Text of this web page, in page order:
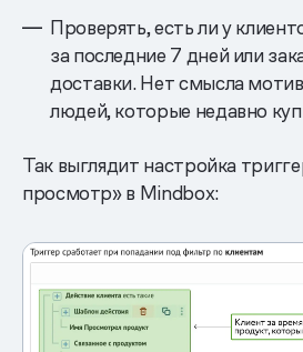
Проверять, есть ли у
за последние 7 дней или
доставки. Нет смысла
людей, которые недавно
Так выглядит настройка
просмотр» в Mindbox: